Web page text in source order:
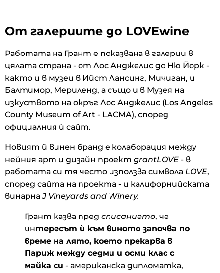
От галериите до LOVEwine
Работата на Грант е показвана в галерии в
цялата страна - от Лос Анджелис до Ню Йорк -
както и в музеи в Ийст Лансинг, Мичиган, и
Балтимор, Мериленд, а също и в Музея на
изкуството на окръг Лос Анджелис (Los Angeles
County Museum of Art - LACMA), според
официалния ѝ сайт.
Новият й винен бранд е колаборация между
нейния арт и дизайн проект grantLOVE - в
работата си тя често използва символа LOVE,
според сайта на проекта - и калифорнийската
винарнаJ Vineyards and Winery.
Грант казва пред списанието, че
интересът ѝ към виното започва по
време на лято, което прекарва в
Париж между седми и осми клас с
майка си - американска дипломатка,